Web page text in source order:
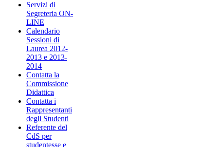
Servizi di
Segreteria ON-
LINE
Calendario
Sessioni di
Laurea 2012-
2013 e 2013-
2014
Contatta la
Commissione
Didattica
Contatta i
Rappresentanti
degli Studenti
Referente del
CdS per
studentesse e